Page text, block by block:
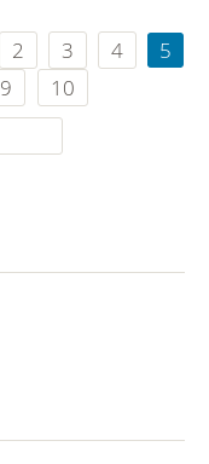
2 3 4
5
9
10